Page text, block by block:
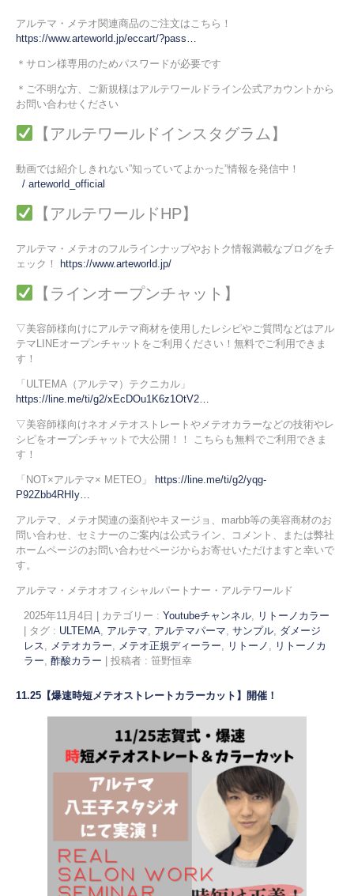
アルテマ・メテオ関連商品のご注文はこちら！
https://www.arteworld.jp/eccart/?pass…
＊サロン様専用のためパスワードが必要です
＊ご不明な方、ご新規様はアルテワールドライン公式アカウントから
お問い合わせください
【アルテワールドインスタグラム】
動画では紹介しきれない”知っていてよかった”情報を発信中！
/ arteworld_official
【アルテワールドHP】
アルテマ・メテオのフルラインナップやおトク情報満載なブログをチ
ェック！
https://www.arteworld.jp/
【ラインオープンチャット】
▽美容師様向けにアルテマ商材を使用したレシピやご質問などはアル
テマLINEオープンチャットをご利用ください！無料でご利用できま
す！
「ULTEMA（アルテマ）テクニカル」
https://line.me/ti/g2/xEcDOu1K6z1OtV2…
▽美容師様向けネオメテオストレートやメテオカラーなどの技術やレ
シピをオープンチャットで大公開！！ こちらも無料でご利用できま
す！
「NOT×アルテマ× METEO」
https://line.me/ti/g2/yqg-
P92Zbb4RHIy…
アルテマ、メテオ関連の薬剤やキヌージョ、marbb等の美容商材のお
問い合わせ、セミナーのご案内は公式ライン、コメント、または弊社
ホームページのお問い合わせページからお寄せいただけますと幸いで
す。
アルテマ・メテオオフィシャルパートナー・アルテワールド
2025年11月4日 カテゴリー : Youtubeチャンネル
リトーノカラー
タグ : ULTEMA アルテマ アルテマパーマ サンプル ダメージ
レス
メテオカラー メテオ正規ディーラー リトーノ
リトーノカ
ラー 酢酸カラー 投稿者 : 笹野恒幸
11.25【爆速時短メテオストレートカラーカット】開催！